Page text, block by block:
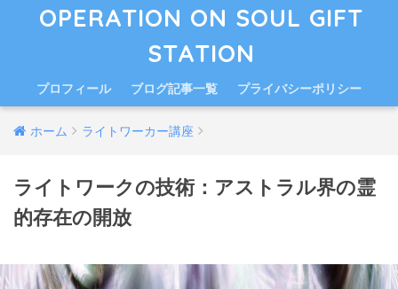
OPERATION ON SOUL GIFT
STATION
プロフィール ブログ記事一覧 プライバシーポリシー
ホーム ライトワーカー講座
ライトワークの技術：アストラル界の霊
的存在の開放